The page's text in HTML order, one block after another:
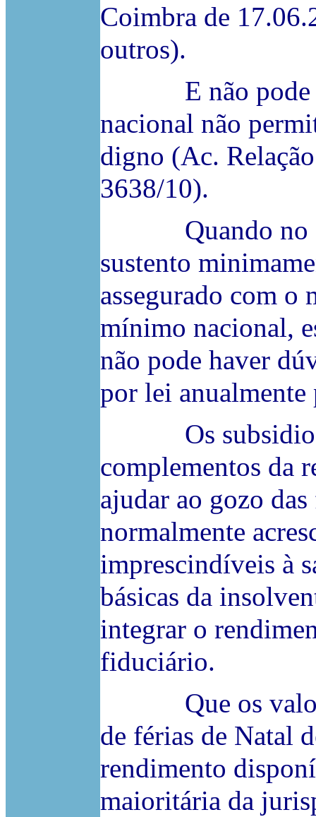
Coimbra de
outros).
E não pode
nacional não
digno (Ac.
3638/10).
Quando no
sustento
assegurado com o
mínimo nacional,
não pode haver
por lei
Os subsidio de
complementos da
ajudar ao gozo
normalmente
imprescindíveis à
básicas da
integrar o
fiduciário.
Que os
de férias de Natal
rendimento
maioritária da